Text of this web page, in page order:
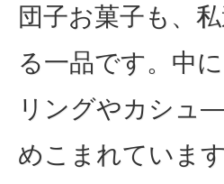
団子お菓子も、
る一品です。中
リングやカシュ
めこまれていま